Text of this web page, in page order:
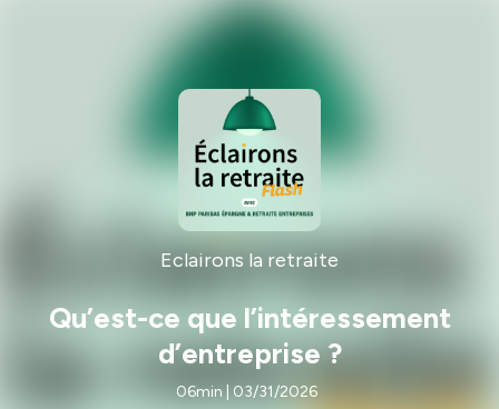
Eclairons la retraite
Qu’est-ce que l’intéressement
d’entreprise ?
06min | 03/31/2026